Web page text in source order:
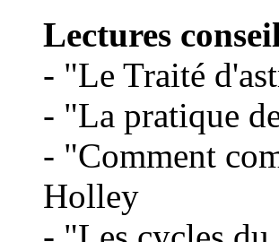
Lectures
- "Le Traité
- "La pratique
- "Comment
Holley